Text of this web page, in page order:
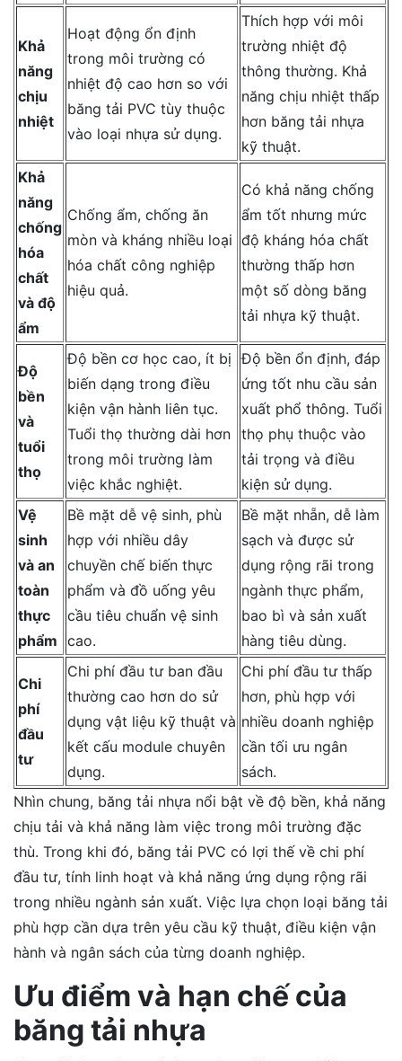
Khả
năng
chịu
nhiệt
Hoạt động ổn định
trong môi trường có
nhiệt độ cao hơn so với
băng tải PVC tùy thuộc
vào loại nhựa sử dụng.
Thích hợp với môi
trường nhiệt độ
thông thường. Khả
năng chịu nhiệt thấp
hơn băng tải nhựa
kỹ thuật.
Khả
năng
chống
hóa
chất
và độ
ẩm
Chống ẩm, chống ăn
mòn và kháng nhiều loại
hóa chất công nghiệp
hiệu quả.
Có khả năng chống
ẩm tốt nhưng mức
độ kháng hóa chất
thường thấp hơn
một số dòng băng
tải nhựa kỹ thuật.
Độ
bền
và
tuổi
thọ
Độ bền cơ học cao, ít bị
biến dạng trong điều
kiện vận hành liên tục.
Tuổi thọ thường dài hơn
trong môi trường làm
việc khắc nghiệt.
Độ bền ổn định, đáp
ứng tốt nhu cầu sản
xuất phổ thông. Tuổi
thọ phụ thuộc vào
tải trọng và điều
kiện sử dụng.
Vệ
sinh
và an
toàn
thực
phẩm
Bề mặt dễ vệ sinh, phù
hợp với nhiều dây
chuyền chế biến thực
phẩm và đồ uống yêu
cầu tiêu chuẩn vệ sinh
cao.
Bề mặt nhẵn, dễ làm
sạch và được sử
dụng rộng rãi trong
ngành thực phẩm,
bao bì và sản xuất
hàng tiêu dùng.
Chi
phí
đầu
tư
Chi phí đầu tư ban đầu
thường cao hơn do sử
dụng vật liệu kỹ thuật và
kết cấu module chuyên
dụng.
Chi phí đầu tư thấp
hơn, phù hợp với
nhiều doanh nghiệp
cần tối ưu ngân
sách.
Nhìn chung, băng tải nhựa nổi bật về độ bền, khả năng
chịu tải và khả năng làm việc trong môi trường đặc
thù. Trong khi đó, băng tải PVC có lợi thế về chi phí
đầu tư, tính linh hoạt và khả năng ứng dụng rộng rãi
trong nhiều ngành sản xuất. Việc lựa chọn loại băng tải
phù hợp cần dựa trên yêu cầu kỹ thuật, điều kiện vận
hành và ngân sách của từng doanh nghiệp.
Ưu điểm và hạn chế của
băng tải nhựa